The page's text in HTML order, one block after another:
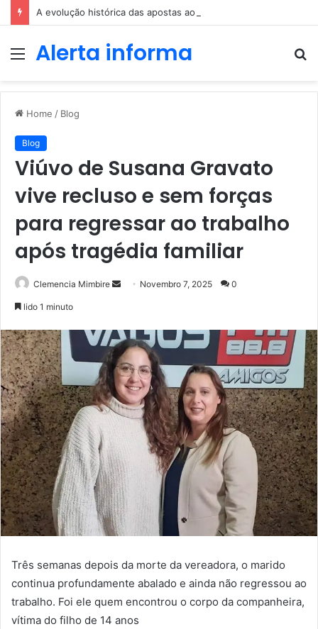
A evolução histórica das apostas ao longo dos séculos
MenuAlerta informa
Home / Blog
Blog
Viúvo de Susana Gravato
vive recluso e sem forças
para regressar ao trabalho
após tragédia familiar
Clemencia Mimbire
Send Novembro 7, 2025 0
lido 1 minuto
Três semanas depois da morte da vereadora, o marido
continua profundamente abalado e ainda não regressou ao
trabalho. Foi ele quem encontrou o corpo da companheira,
vítima do filho de 14 anos